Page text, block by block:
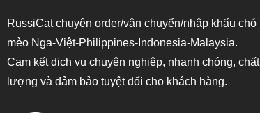
RussiCat chuyên order/vận chuyển/nhập khẩu chó
mèo Nga-Việt-Philippines-Indonesia-Malaysia.
Cam kết dịch vụ chuyên nghiệp, nhanh chóng, chất
lượng và đảm bảo tuyệt đối cho khách hàng.